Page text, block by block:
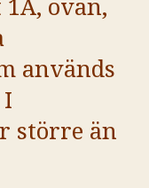
ovan,
används
större än